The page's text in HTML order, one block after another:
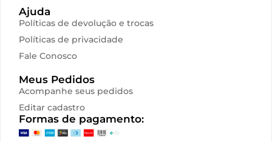
Ajuda
Políticas de devolução e trocas
Políticas de privacidade
Fale Conosco
Meus Pedidos
Acompanhe seus pedidos
Editar cadastro
Formas de pagamento: